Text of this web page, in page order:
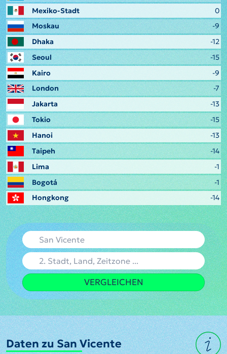
Mexiko-Stadt
0
Moskau
-9
Dhaka
-12
Seoul
-15
Kairo
-9
London
-7
Jakarta
-13
Tokio
-15
Hanoi
-13
Taipeh
-14
Lima
-1
Bogotá
-1
Hongkong
-14
VERGLEICHEN
Daten zu San Vicente